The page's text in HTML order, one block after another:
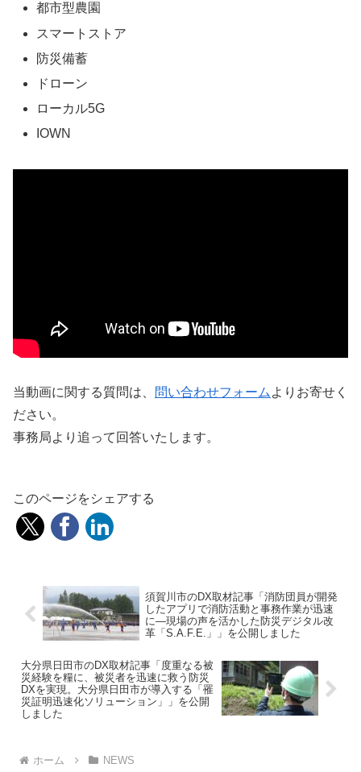
都市型農園
スマートストア
防災備蓄
ドローン
ローカル5G
IOWN
当動画に関する質問は、 問い合わせフォーム よりお寄せく
ださい。
事務局より追って回答いたします。
このページをシェアする
須賀川市のDX取材記事「消防団員が開発
したアプリで消防活動と事務作業が迅速
に―現場の声を活かした防災デジタル改
革「S.A.F.E.」」を公開しました
大分県日田市のDX取材記事「度重なる被
災経験を糧に、被災者を迅速に救う防災
DXを実現。大分県日田市が導入する「罹
災証明迅速化ソリューション」」を公開
しました
ホーム NEWS